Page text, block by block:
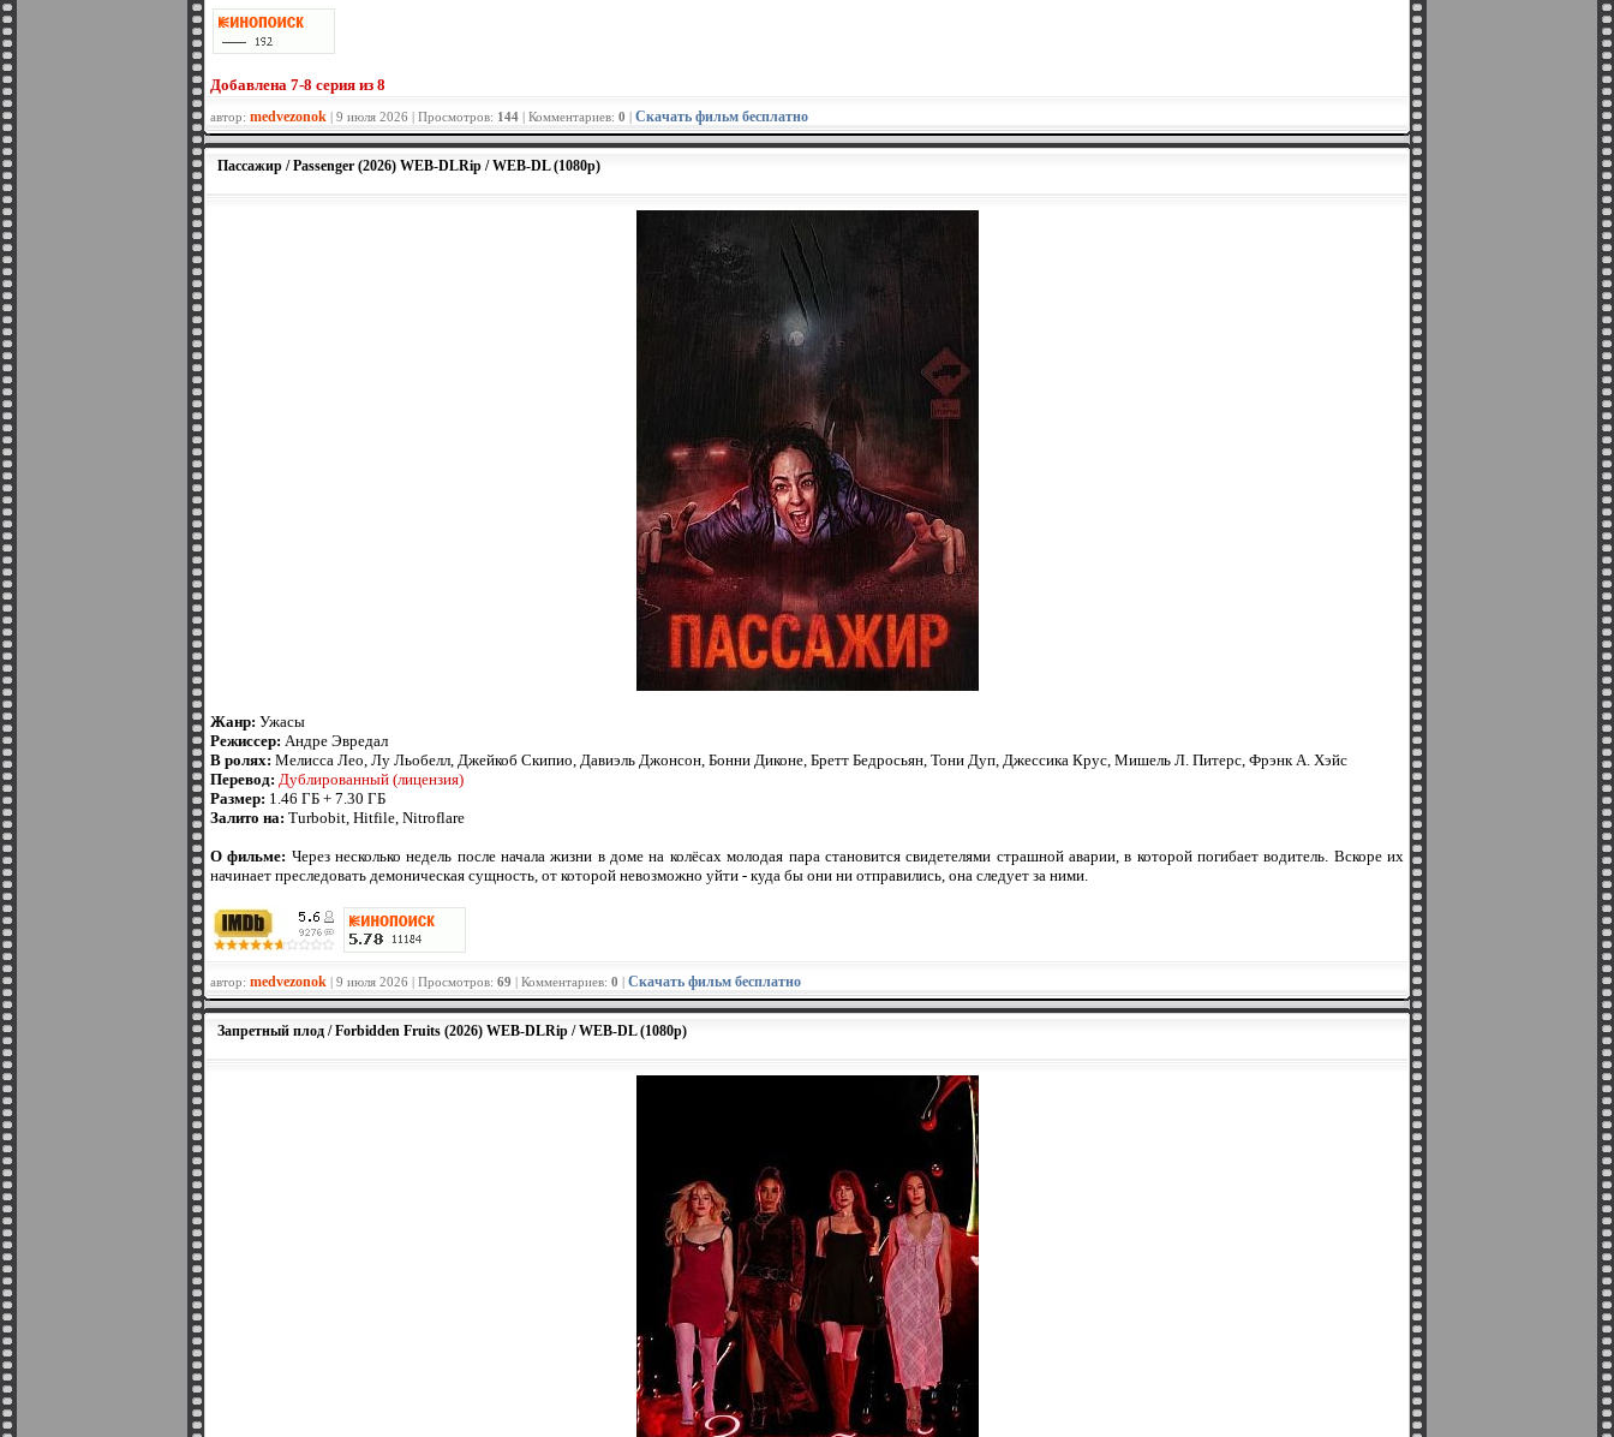
Добавленa 7-8 серия из 8
автор: medvezonok | 9 июля 2026 | Просмотров: 144 | Комментариев: 0 | Скачать фильм бесплатно
Пассажир / Passenger (2026) WEB-DLRip / WEB-DL (1080p)
Жанр: Ужасы
Режиссер: Андре Эвредал
В ролях: Мелисса Лео, Лу Льобелл, Джейкоб Скипио, Давиэль Джонсон, Бонни Диконе, Бретт Бедросьян, Тони Дуп, Джессика Крус, Мишель Л. Питерс, Фрэнк А. Хэйс
Перевод: Дублированный (лицензия)
Размер: 1.46 ГБ + 7.30 ГБ
Залито на: Turbobit, Hitfile, Nitroflare
О фильме: Через несколько недель после начала жизни в доме на колёсах молодая пара становится свидетелями страшной аварии, в которой погибает водитель. Вскоре их
начинает преследовать демоническая сущность, от которой невозможно уйти - куда бы они ни отправились, она следует за ними.
автор: medvezonok | 9 июля 2026 | Просмотров: 69 | Комментариев: 0 | Скачать фильм бесплатно
Запретный плод / Forbidden Fruits (2026) WEB-DLRip / WEB-DL (1080p)